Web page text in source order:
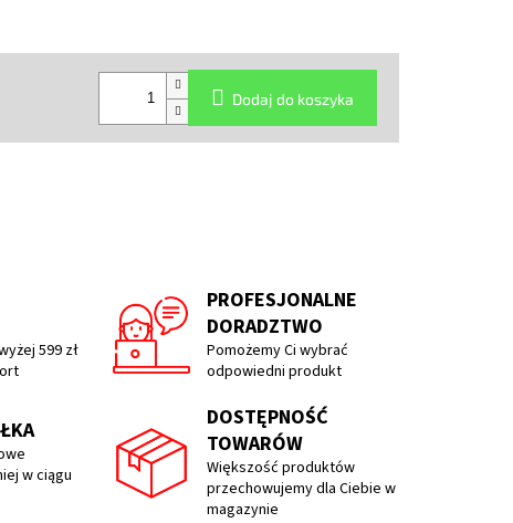
Dodaj do koszyka
599 zł
PROFESJONALNE
DORADZTWO
Pomożemy Ci wybrać
odpowiedni produkt
w ciągu
DOSTĘPNOŚĆ
TOWARÓW
Większość produktów
przechowujemy dla Ciebie w
magazynie